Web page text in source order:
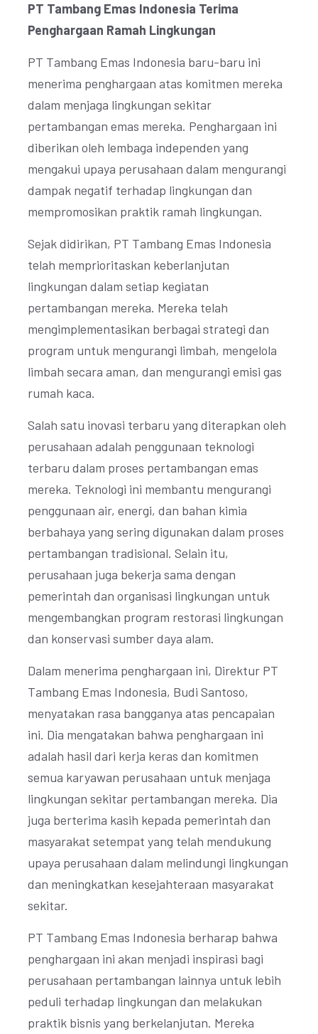
PT Tambang Emas Indonesia Terima
Penghargaan Ramah Lingkungan
PT Tambang Emas Indonesia baru-baru ini
menerima penghargaan atas komitmen mereka
dalam menjaga lingkungan sekitar
pertambangan emas mereka. Penghargaan ini
diberikan oleh lembaga independen yang
mengakui upaya perusahaan dalam mengurangi
dampak negatif terhadap lingkungan dan
mempromosikan praktik ramah lingkungan.
Sejak didirikan, PT Tambang Emas Indonesia
telah memprioritaskan keberlanjutan
lingkungan dalam setiap kegiatan
pertambangan mereka. Mereka telah
mengimplementasikan berbagai strategi dan
program untuk mengurangi limbah, mengelola
limbah secara aman, dan mengurangi emisi gas
rumah kaca.
Salah satu inovasi terbaru yang diterapkan oleh
perusahaan adalah penggunaan teknologi
terbaru dalam proses pertambangan emas
mereka. Teknologi ini membantu mengurangi
penggunaan air, energi, dan bahan kimia
berbahaya yang sering digunakan dalam proses
pertambangan tradisional. Selain itu,
perusahaan juga bekerja sama dengan
pemerintah dan organisasi lingkungan untuk
mengembangkan program restorasi lingkungan
dan konservasi sumber daya alam.
Dalam menerima penghargaan ini, Direktur PT
Tambang Emas Indonesia, Budi Santoso,
menyatakan rasa bangganya atas pencapaian
ini. Dia mengatakan bahwa penghargaan ini
adalah hasil dari kerja keras dan komitmen
semua karyawan perusahaan untuk menjaga
lingkungan sekitar pertambangan mereka. Dia
juga berterima kasih kepada pemerintah dan
masyarakat setempat yang telah mendukung
upaya perusahaan dalam melindungi lingkungan
dan meningkatkan kesejahteraan masyarakat
sekitar.
PT Tambang Emas Indonesia berharap bahwa
penghargaan ini akan menjadi inspirasi bagi
perusahaan pertambangan lainnya untuk lebih
peduli terhadap lingkungan dan melakukan
praktik bisnis yang berkelanjutan. Mereka